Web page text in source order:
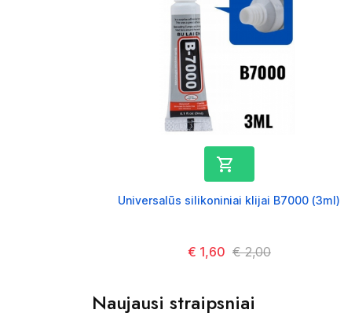

Universalūs silikoniniai klijai B7000 (3ml)
Kaina
€ 1,60 Kaina
€ 2,00
Naujausi straipsniai